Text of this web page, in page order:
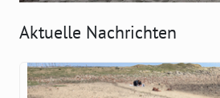
Aktuelle Nachrichten